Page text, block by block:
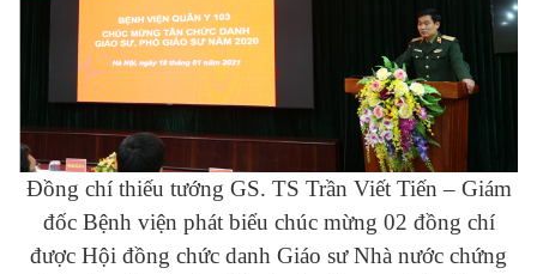
Đồng chí thiếu tướng GS. TS Trần Viết Tiến – Giám
đốc Bệnh viện phát biểu chúc mừng 02 đồng chí
được Hội đồng chức danh Giáo sư Nhà nước chứng